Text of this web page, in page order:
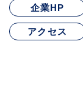
企業HP
アクセス